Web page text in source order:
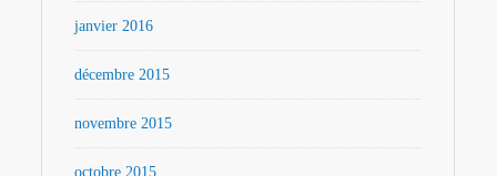
janvier 2016
décembre 2015
novembre 2015
octobre 2015